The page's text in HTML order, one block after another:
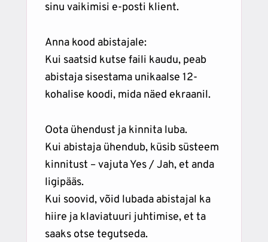
sinu vaikimisi e-posti klient.
Anna kood abistajale:
Kui saatsid kutse faili kaudu, peab
abistaja sisestama unikaalse 12-
kohalise koodi, mida näed ekraanil.
Oota ühendust ja kinnita luba.
Kui abistaja ühendub, küsib süsteem
kinnitust – vajuta Yes / Jah, et anda
ligipääs.
Kui soovid, võid lubada abistajal ka
hiire ja klaviatuuri juhtimise, et ta
saaks otse tegutseda.